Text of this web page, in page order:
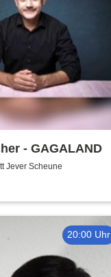
- GAGALAND
Jever Scheune
20:00 Uhr